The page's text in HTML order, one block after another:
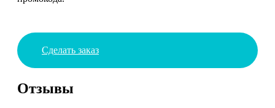
Сделать заказ
Отзывы